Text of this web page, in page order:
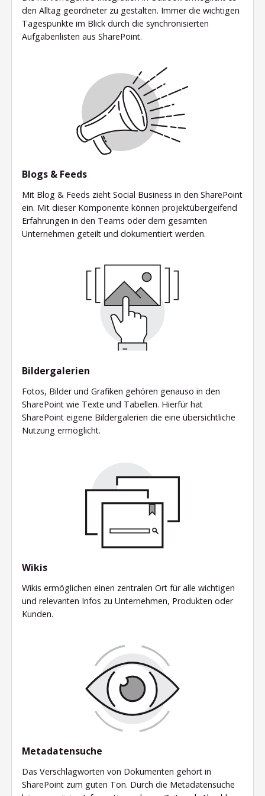
den Alltag geordneter zu gestalten. Immer die wichtigen
Tagespunkte im Blick durch die synchronisierten
Aufgabenlisten aus SharePoint.
Blogs & Feeds
Mit Blog & Feeds zieht Social Business in den SharePoint
ein. Mit dieser Komponente können projektübergeifend
Erfahrungen in den Teams oder dem gesamten
Unternehmen geteilt und dokumentiert werden.
Bildergalerien
Fotos, Bilder und Grafiken gehören genauso in den
SharePoint wie Texte und Tabellen. Hierfür hat
SharePoint eigene Bildergalerien die eine übersichtliche
Nutzung ermöglicht.
Wikis
Wikis ermöglichen einen zentralen Ort für alle wichtigen
und relevanten Infos zu Unternehmen, Produkten oder
Kunden.
Metadatensuche
Das Verschlagworten von Dokumenten gehört in
SharePoint zum guten Ton. Durch die Metadatensuche